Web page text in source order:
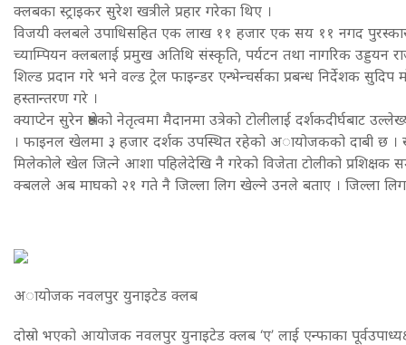
क्लबका स्ट्राइकर सुरेश खत्रीले प्रहार गरेका थिए ।
विजयी क्लबले उपाधिसहित एक लाख ११ हजार एक सय ११ नगद पुरस्कार
च्याम्पियन क्लबलाई प्रमुख अतिथि संस्कृति, पर्यटन तथा नागरिक उड्डयन
शिल्ड प्रदान गरे भने वल्ड ट्रेल फाइन्डर एन्भेन्चर्सका प्रबन्ध निर्देशक
हस्तान्तरण गरे ।
क्याप्टेन सुरेन श्रेष्ठको नेतृत्वमा मैदानमा उत्रेको टोलीलाई दर्शकदीर्घबाट
। फाइनल खेलमा ३ हजार दर्शक उपस्थित रहेको अायोजकको दाबी छ ।
मिलेकोले खेल जित्ने आशा पहिलेदेखि नै गरेको विजेता टोलीको प्रशिक्षक
क्बलले अब माघको २१ गते नै जिल्ला लिग खेल्ने उनले बताए । जिल्ला लिग
अायोजक नवलपुर युनाइटेड क्लब
दोस्रो भएको आयोजक नवलपुर युनाइटेड क्लब ‘ए’ लाई एन्फाका